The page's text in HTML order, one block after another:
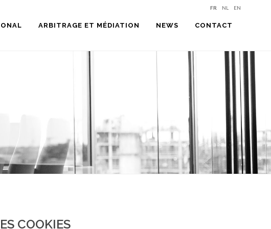
FR NL EN
ARBITRAGE ET MÉDIATION NEWS CONTACT
COOKIES